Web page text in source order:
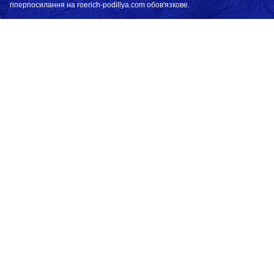
гіперпосилання на roerich-podillya.com обов'язкове.